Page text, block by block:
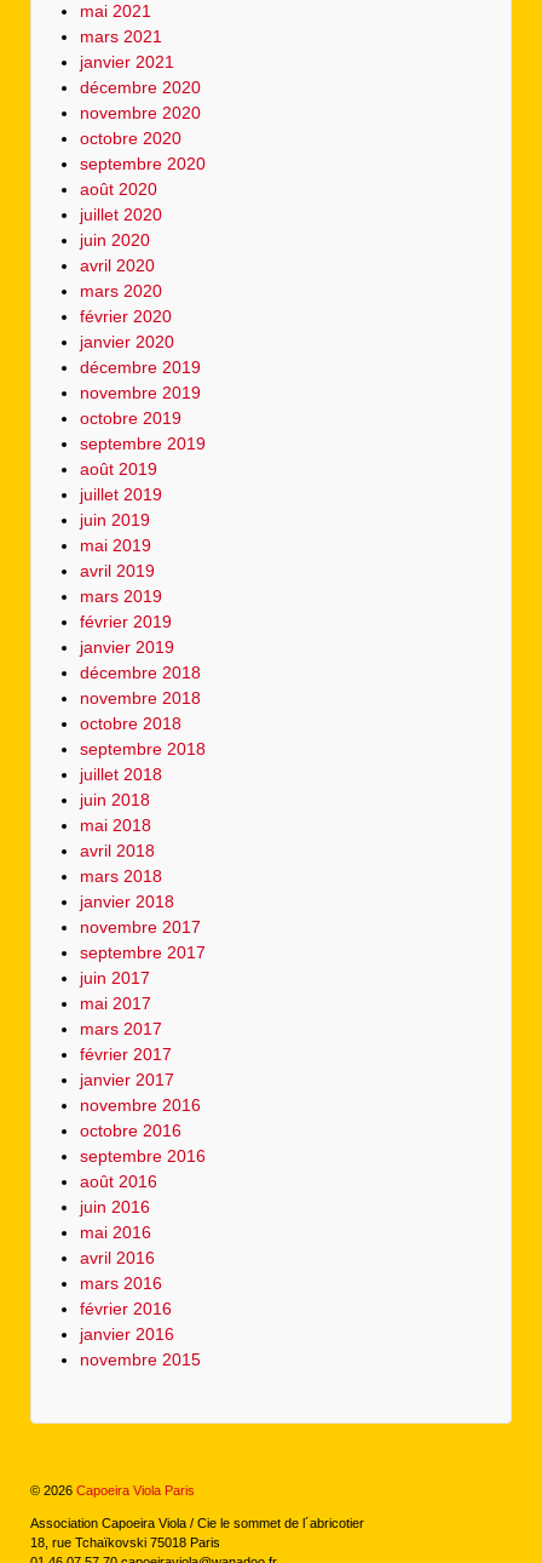
mai 2021
mars 2021
janvier 2021
décembre 2020
novembre 2020
octobre 2020
septembre 2020
août 2020
juillet 2020
juin 2020
avril 2020
mars 2020
février 2020
janvier 2020
décembre 2019
novembre 2019
octobre 2019
septembre 2019
août 2019
juillet 2019
juin 2019
mai 2019
avril 2019
mars 2019
février 2019
janvier 2019
décembre 2018
novembre 2018
octobre 2018
septembre 2018
juillet 2018
juin 2018
mai 2018
avril 2018
mars 2018
janvier 2018
novembre 2017
septembre 2017
juin 2017
mai 2017
mars 2017
février 2017
janvier 2017
novembre 2016
octobre 2016
septembre 2016
août 2016
juin 2016
mai 2016
avril 2016
mars 2016
février 2016
janvier 2016
novembre 2015
© 2026 Capoeira Viola Paris
Association Capoeira Viola / Cie le sommet de l´abricotier
18, rue Tchaïkovski 75018 Paris